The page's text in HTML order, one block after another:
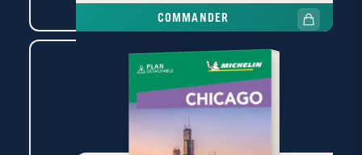
COMMANDER